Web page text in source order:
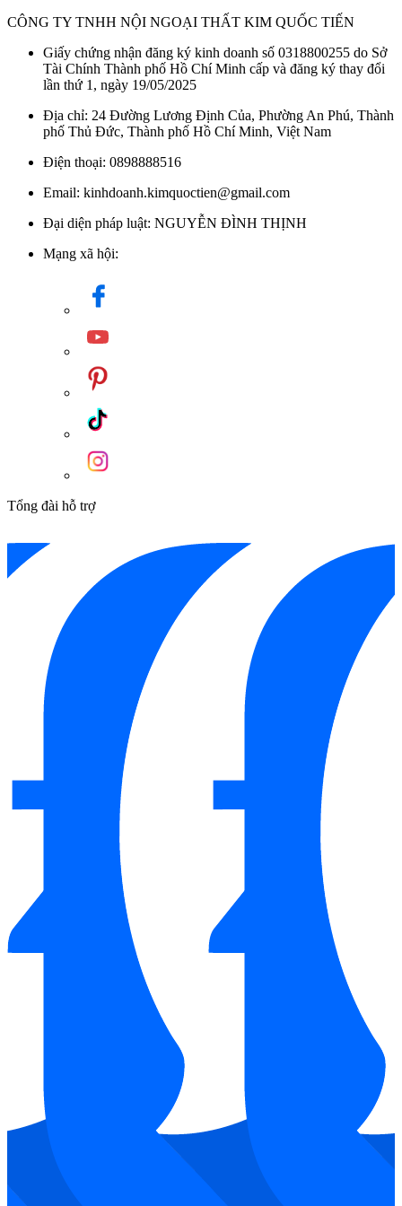
CÔNG TY TNHH NỘI NGOẠI THẤT KIM QUỐC TIẾN
Giấy chứng nhận đăng ký kinh doanh số 0318800255 do Sở
Tài Chính Thành phố Hồ Chí Minh cấp và đăng ký thay đổi
lần thứ 1, ngày 19/05/2025
Địa chỉ: 24 Đường Lương Định Của, Phường An Phú, Thành
phố Thủ Đức, Thành phố Hồ Chí Minh, Việt Nam
Điện thoại: 0898888516
Email: kinhdoanh.kimquoctien@gmail.com
Đại diện pháp luật: NGUYỄN ĐÌNH THỊNH
Mạng xã hội:
Tổng đài hỗ trợ